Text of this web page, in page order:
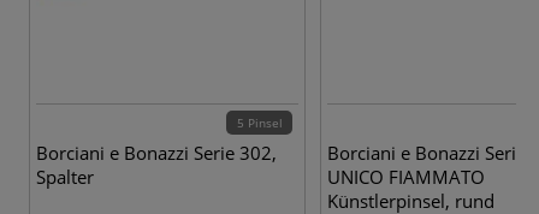
5 Pinsel
Borciani e Bonazzi Serie 302,
Spalter
Borciani e Bonazzi Serie
UNICO FIAMMATO
Künstlerpinsel, rund